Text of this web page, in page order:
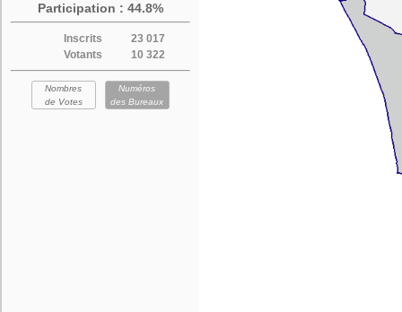
Participation : 44.8%
Inscrits
23 017
Votants
10 322
Nombres
de Votes
Numéros
des Bureaux